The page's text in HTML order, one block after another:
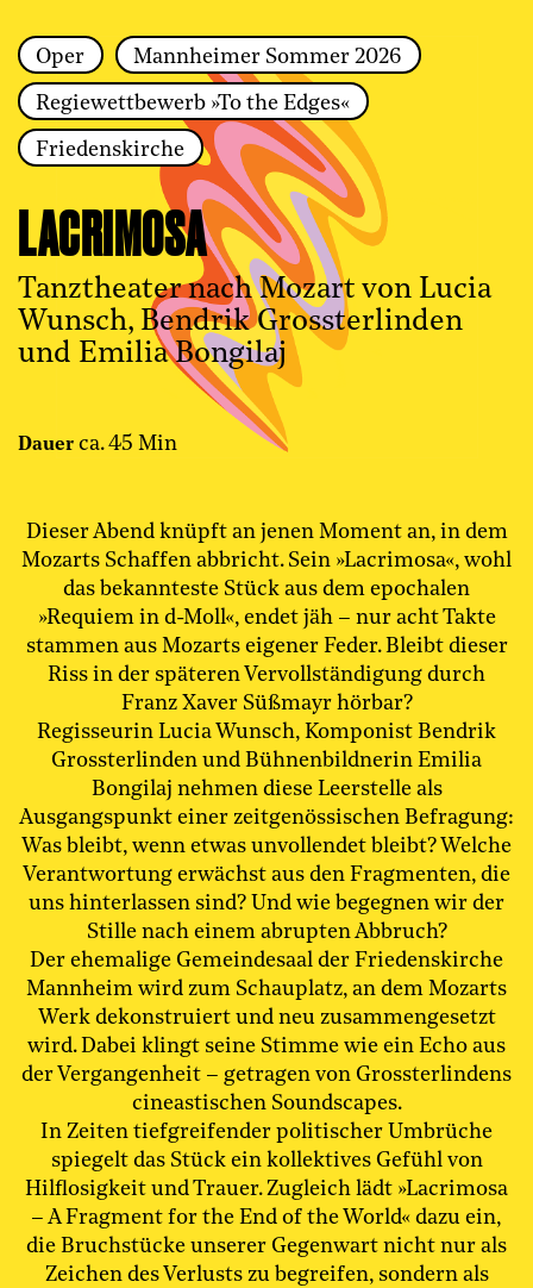
Zur Hauptnavigation springen
Zum Hauptinhalt springen Zum Footer springen
Oper Mannheimer Sommer 2026
Regiewettbewerb »To the Edges«
Friedenskirche
LACRIMOSA
Tanztheater nach Mozart von Lucia
Wunsch, Bendrik Grossterlinden
und Emilia Bongilaj
Dauer ca. 45 Min
Dieser Abend knüpft an jenen Moment an, in dem
Mozarts Schaffen abbricht. Sein »Lacrimosa«, wohl
das bekannteste Stück aus dem epochalen
»Requiem in d-Moll«, endet jäh – nur acht Takte
stammen aus Mozarts eigener Feder. Bleibt dieser
Riss in der späteren Vervollständigung durch
Franz Xaver Süßmayr hörbar?
Regisseurin Lucia Wunsch, Komponist Bendrik
Grossterlinden und Bühnenbildnerin Emilia
Bongilaj nehmen diese Leerstelle als
Ausgangspunkt einer zeitgenössischen Befragung:
Was bleibt, wenn etwas unvollendet bleibt? Welche
Verantwortung erwächst aus den Fragmenten, die
uns hinterlassen sind? Und wie begegnen wir der
Stille nach einem abrupten Abbruch?
Der ehemalige Gemeindesaal der Friedenskirche
Mannheim wird zum Schauplatz, an dem Mozarts
Werk dekonstruiert und neu zusammengesetzt
wird. Dabei klingt seine Stimme wie ein Echo aus
der Vergangenheit – getragen von Grossterlindens
cineastischen Soundscapes.
In Zeiten tiefgreifender politischer Umbrüche
spiegelt das Stück ein kollektives Gefühl von
Hilflosigkeit und Trauer. Zugleich lädt »Lacrimosa
– A Fragment for the End of the World« dazu ein,
die Bruchstücke unserer Gegenwart nicht nur als
Zeichen des Verlusts zu begreifen, sondern als